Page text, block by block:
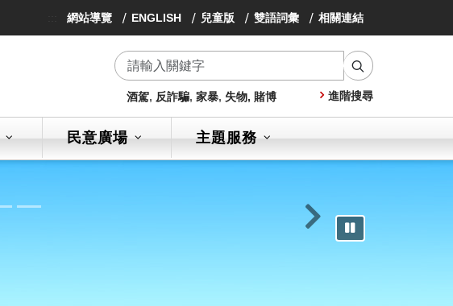
網站導覽 ENGLISH 兒童版 雙語詞彙 相關連結
尋
酒駕, 反詐騙, 家暴, 失物, 賭博 進階搜尋
民意廣場 主題服務
暫停輪播
下一則